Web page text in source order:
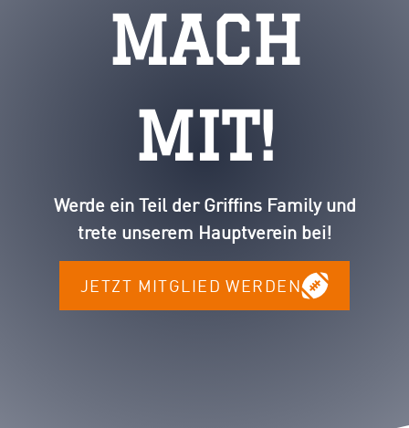
MACH
MIT!
Werde ein Teil der Griffins Family und
trete unserem Hauptverein bei!
JETZT MITGLIED WERDEN